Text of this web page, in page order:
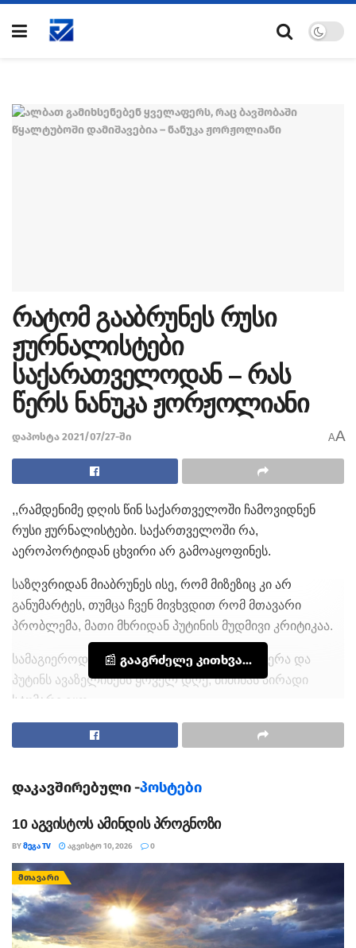
რატომ გააბრუნეს რუსი
ჟურნალისტები
საქარათველოდან – რას
წერს ნანუკა ჟორჟოლიანი
დაპოსტა 2021/07/27-ში AA
,,რამდენიმე დღის წინ საქართველოში ჩამოვიდნენ
რუსი ჟურნალისტები. საქართველოში რა,
აეროპორტიდან ცხვირი არ გამოაყოფინეს.
საზღვრიდან მიაბრუნეს ისე, რომ მიზეზიც კი არ
განუმარტეს, თუმცა ჩვენ მივხვდით რომ მთავარი
პრობლემა, მათი მხრიდან პუტინის მუდმივი კრიტიკაა.
სამაგიეროდ ვინც აფხაზურად სოხუმში იმღერა და
პუტინს ავაზელინებს ყოველ დღე, ბიძინას პირადი
სტუმარი იყო.
ქოცებს უნდოდათ რუსეთი ცხოვრება და მათი ოცნება
📰 გააგრძელე კითხვა...
დაკავშირებული -პოსტები
10 აგვისტოს ამინდის პროგნოზი
BYᲛᲔᲒᲐ TV ᲐᲒᲕᲘᲡᲢᲝ 10, 2026 0
ᲛᲗᲐᲕᲐᲠᲘ